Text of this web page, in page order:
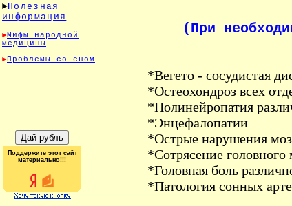
►Полезная
информация
►Мифы народной
медицины
►Проблемы со сном
Поддержите этот сайт
материально!!!
(При
*Вегето - сосудистая
*Остеохондроз всех
*Полинейропатия
*Энцефалопатии
*Острые нарушения
*Сотрясение головного
*Головная боль
*Патология сонных